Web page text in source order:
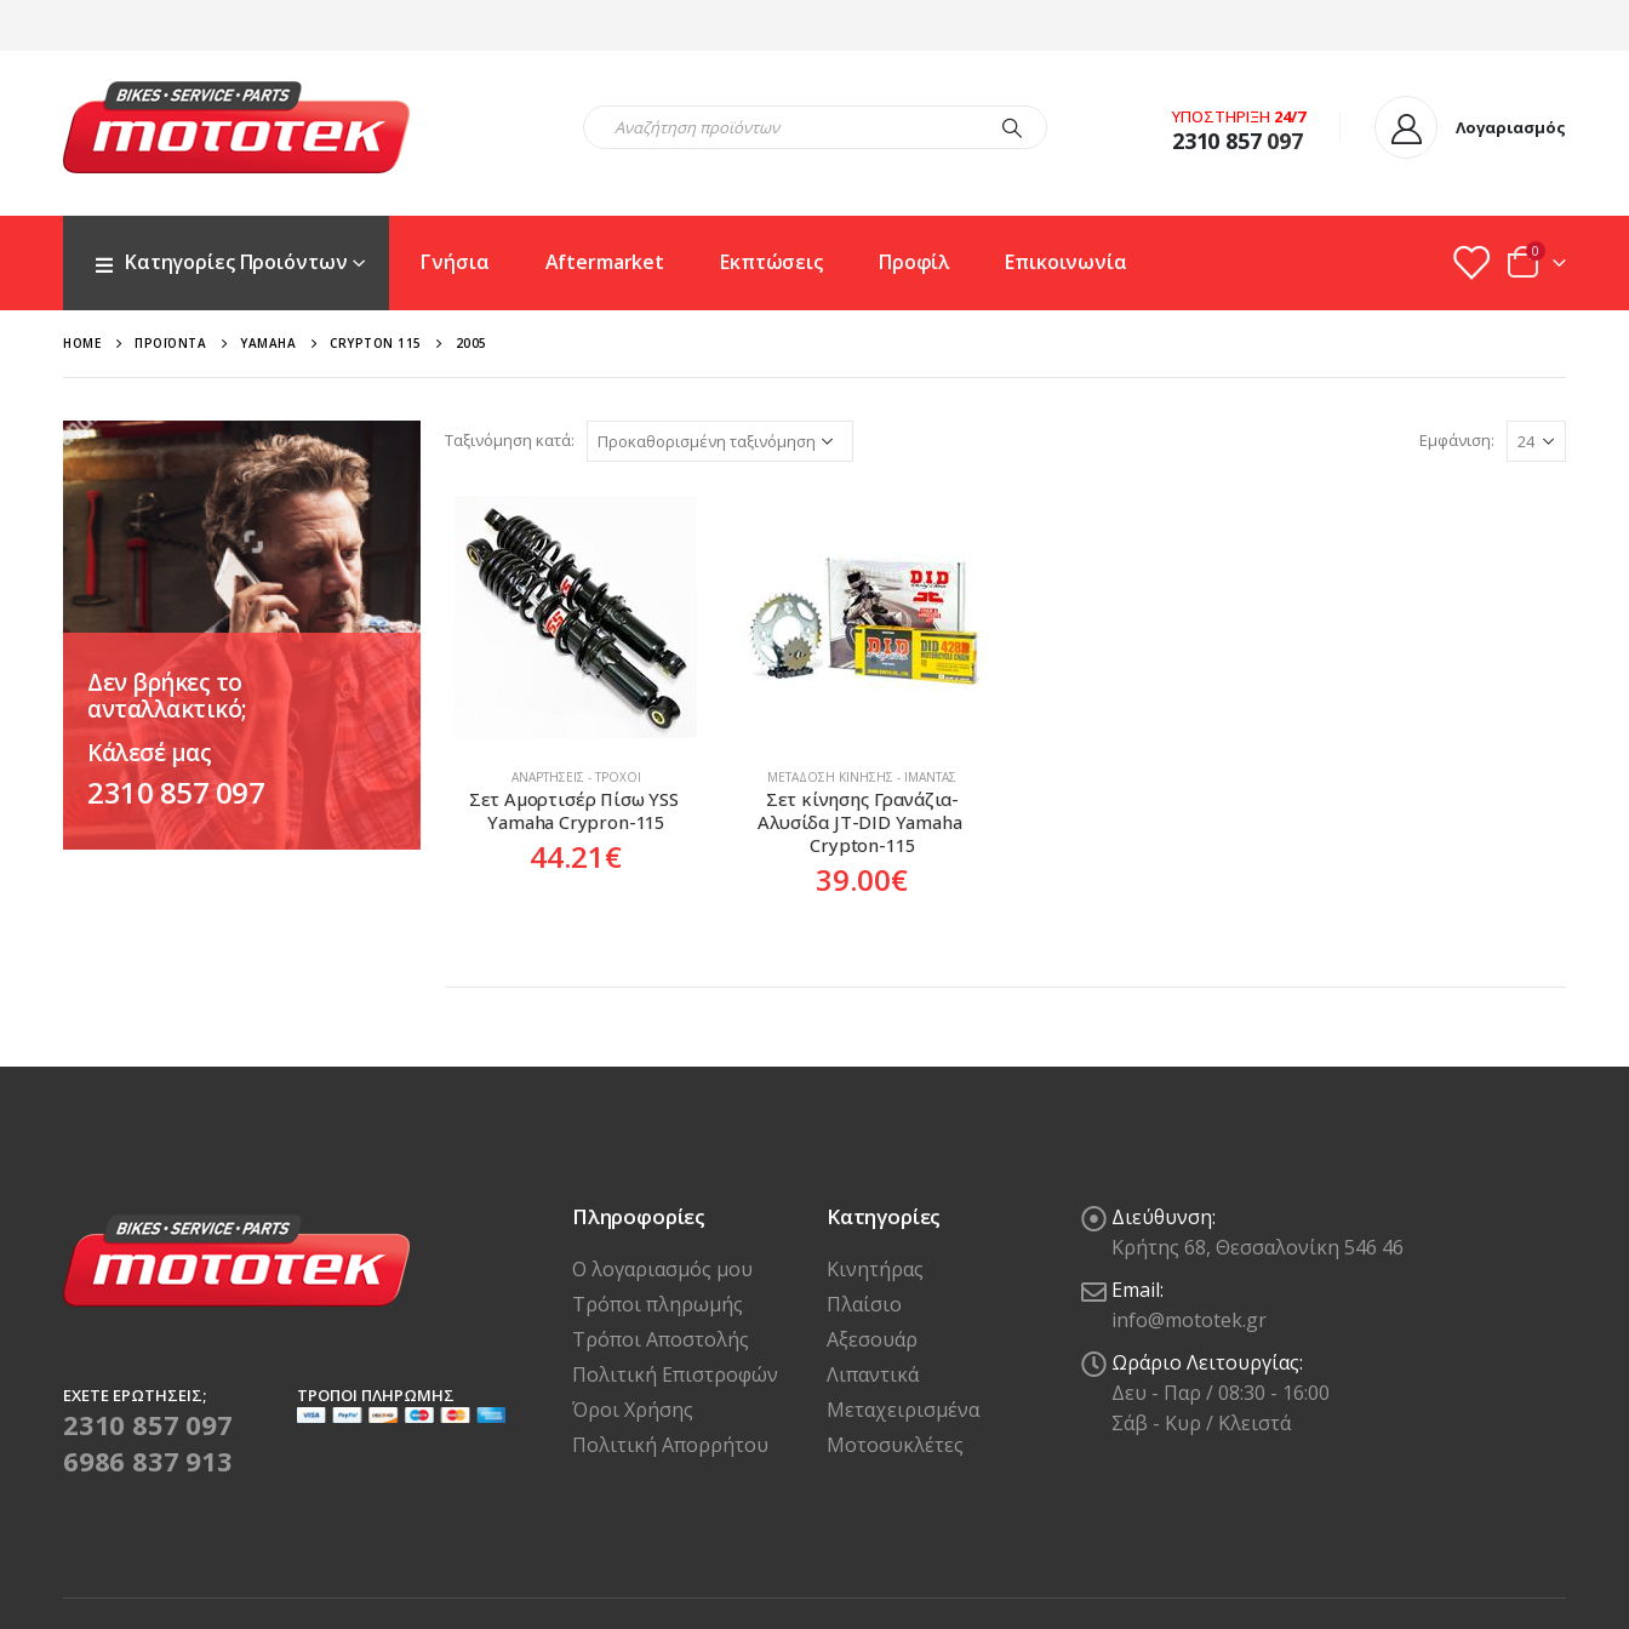
ΥΠΟΣΤΗΡΙΞΗ 24/7
2310 857097 Λογαριασμός
Κατηγορίες Προιόντων Γνήσια Aftermarket Εκπτώσεις Προφίλ Επικοινωνία 0
HOME ΠΡΟΪΌΝΤΑ YAMAHA CRYPTON 115 2005
Ταξινόμηση κατά: Εμφάνιση:
ΑΝΑΡΤΉΣΕΙΣ - ΤΡΟΧΟΊ
Σετ Αμορτισέρ Πίσω YSS
Yamaha Crypron-115
44.21€
ΜΕΤΆΔΟΣΗ ΚΊΝΗΣΗΣ - ΙΜΆΝΤΑΣ
Σετ κίνησης Γρανάζια-
Αλυσίδα JT-DID Yamaha
Crypton-115
39.00€
Δεν βρήκες το
ανταλλακτικό;
Κάλεσέ μας
2310 857 097
ΈΧΕΤΕ ΕΡΩΤΉΣΕΙΣ;
2310 857 097
6986 837 913
ΤΡΌΠΟΙ ΠΛΗΡΩΜΉΣ
Πληροφορίες
Ο λογαριασμός μου
Τρόποι πληρωμής
Τρόποι Αποστολής
Πολιτική Επιστροφών
Όροι Χρήσης
Πολιτική Απορρήτου
Κατηγορίες
Κινητήρας
Πλαίσιο
Αξεσουάρ
Λιπαντικά
Μεταχειρισμένα
Μοτοσυκλέτες
Διεύθυνση:
Κρήτης 68, Θεσσαλονίκη 546 46
Email:
info@mototek.gr
Ωράριο Λειτουργίας:
Δευ - Παρ / 08:30 - 16:00
Σάβ - Κυρ / Κλειστά